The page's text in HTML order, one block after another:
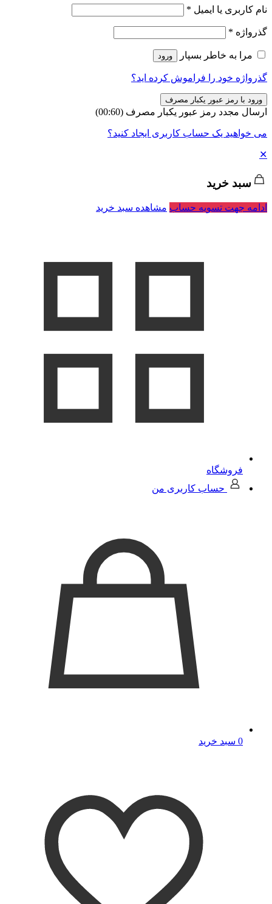
نام کاربری یا ایمیل *
گذرواژه *
مرا به خاطر بسپار ورود
گذرواژه خود را فراموش کرده اید؟
ورود با رمز عبور یکبار مصرف
ارسال مجدد رمز عبور یکبار مصرف (00:
60
)
می خواهید یک حساب کاربری ایجاد کنید؟
✕
سبد خرید
ادامه جهت تسویه حساب مشاهده سبد خرید
فروشگاه
حساب کاربری من
0 سبد خرید